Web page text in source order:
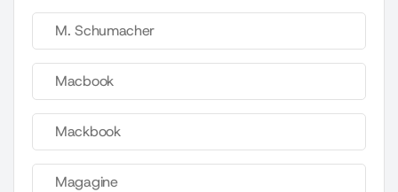
M. Schumacher
Macbook
Mackbook
Magagine